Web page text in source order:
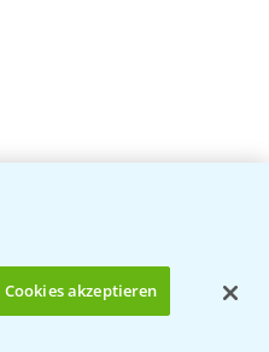
Cookies akzeptieren